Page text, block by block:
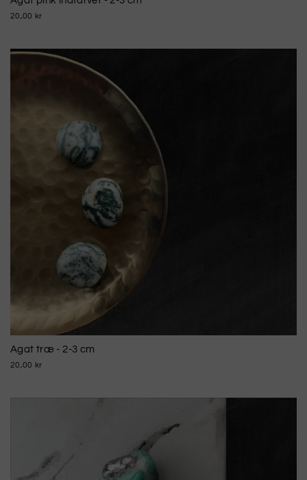
20,00 kr
Agat træ - 2-3 cm
20,00 kr